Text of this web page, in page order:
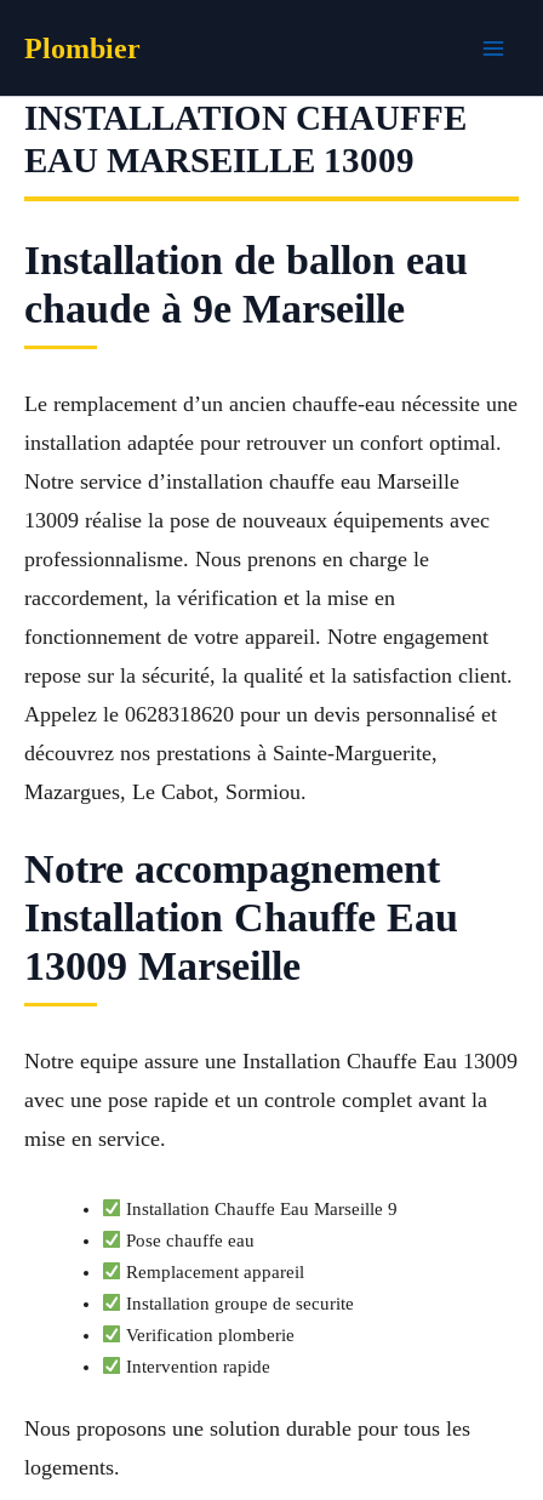
Plombier
INSTALLATION CHAUFFE
EAU MARSEILLE 13009
Installation de ballon eau
chaude à 9e Marseille
Le remplacement d’un ancien chauffe-eau nécessite une
installation adaptée pour retrouver un confort optimal.
Notre service d’installation chauffe eau Marseille
13009 réalise la pose de nouveaux équipements avec
professionnalisme. Nous prenons en charge le
raccordement, la vérification et la mise en
fonctionnement de votre appareil. Notre engagement
repose sur la sécurité, la qualité et la satisfaction client.
Appelez le 0628318620 pour un devis personnalisé et
découvrez nos prestations à Sainte-Marguerite,
Mazargues, Le Cabot, Sormiou.
Notre accompagnement
Installation Chauffe Eau
13009 Marseille
Notre equipe assure une Installation Chauffe Eau 13009
avec une pose rapide et un controle complet avant la
mise en service.
Installation Chauffe Eau Marseille 9
Pose chauffe eau
Remplacement appareil
Installation groupe de securite
Verification plomberie
Intervention rapide
Nous proposons une solution durable pour tous les
logements.